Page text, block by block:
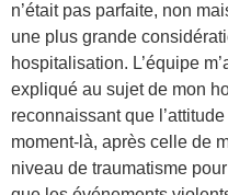
n’était pas parfaite, non
une plus grande
hospitalisation. L’équipe
expliqué au sujet de mon
reconnaissant que
moment-là, après celle de
niveau de traumatisme